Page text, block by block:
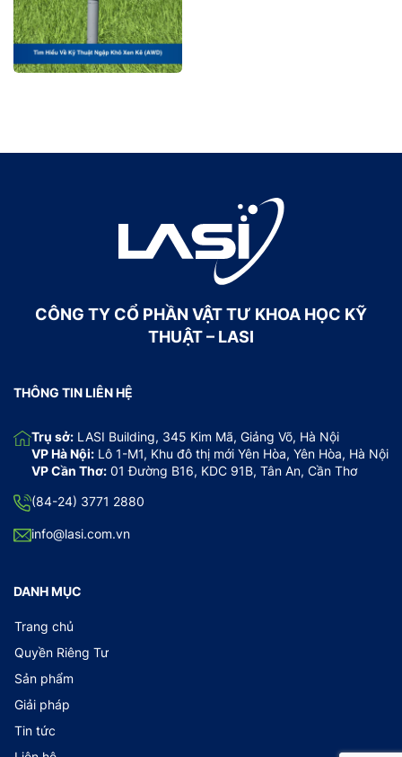
CÔNG TY CỔ PHẦN VẬT TƯ KHOA HỌC KỸ
THUẬT – LASI
THÔNG TIN LIÊN HỆ
Trụ sở: LASI Building, 345 Kim Mã, Giảng Võ, Hà Nội
VP Hà Nội: Lô 1-M1, Khu đô thị mới Yên Hòa, Yên Hòa, Hà Nội
VP Cần Thơ: 01 Đường B16, KDC 91B, Tân An, Cần Thơ
(84-24) 3771 2880
info@lasi.com.vn
DANH MỤC
Trang chủ
Quyền Riêng Tư
Sản phẩm
Giải pháp
Tin tức